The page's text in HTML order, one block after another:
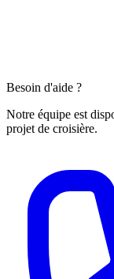
Besoin d'aide ?
Notre équipe est
projet de croisière.